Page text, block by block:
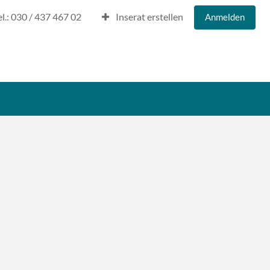
030 / 437 467 02 Inserat erstellen Anmelden